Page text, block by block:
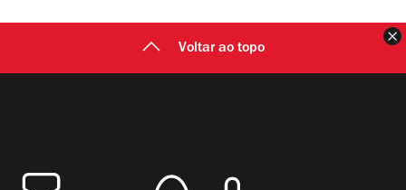
Voltar ao topo